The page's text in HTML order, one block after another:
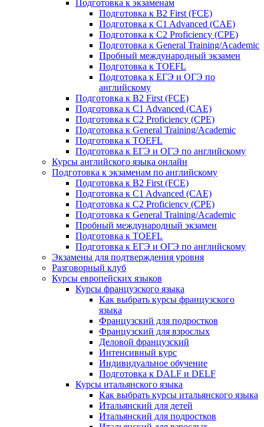
Подготовка к экзаменам
Подготовка к B2 First (FCE)
Подготовка к C1 Advanced (CAE)
Подготовка к C2 Proficiency (CPE)
Подготовка к General Training/Academic
Пробный международный экзамен
Подготовка к TOEFL
Подготовка к ЕГЭ и ОГЭ по
английскому
Подготовка к B2 First (FCE)
Подготовка к C1 Advanced (CAE)
Подготовка к C2 Proficiency (CPE)
Подготовка к General Training/Academic
Подготовка к TOEFL
Подготовка к ЕГЭ и ОГЭ по английскому
Курсы английского языка онлайн
Подготовка к экзаменам по английскому
Подготовка к B2 First (FCE)
Подготовка к C1 Advanced (CAE)
Подготовка к C2 Proficiency (CPE)
Подготовка к General Training/Academic
Пробный международный экзамен
Подготовка к TOEFL
Подготовка к ЕГЭ и ОГЭ по английскому
Экзамены для подтверждения уровня
Разговорный клуб
Курсы европейских языков
Курсы французского языка
Как выбрать курсы французского
языка
Французский для подростков
Французский для взрослых
Деловой французский
Интенсивный курс
Индивидуальное обучение
Подготовка к DALF и DELF
Курсы итальянского языка
Как выбрать курсы итальянского языка
Итальянский для детей
Итальянский для подростков